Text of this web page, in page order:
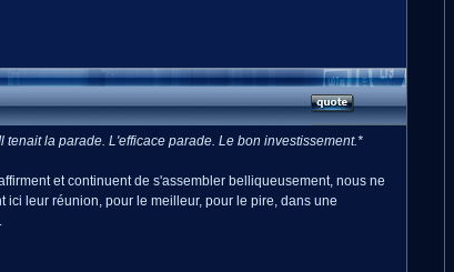
la parade. L'efficace parade. Le bon investissement.*
et continuent de s'assembler belliqueusement, nous ne
leur réunion, pour le meilleur, pour le pire, dans une